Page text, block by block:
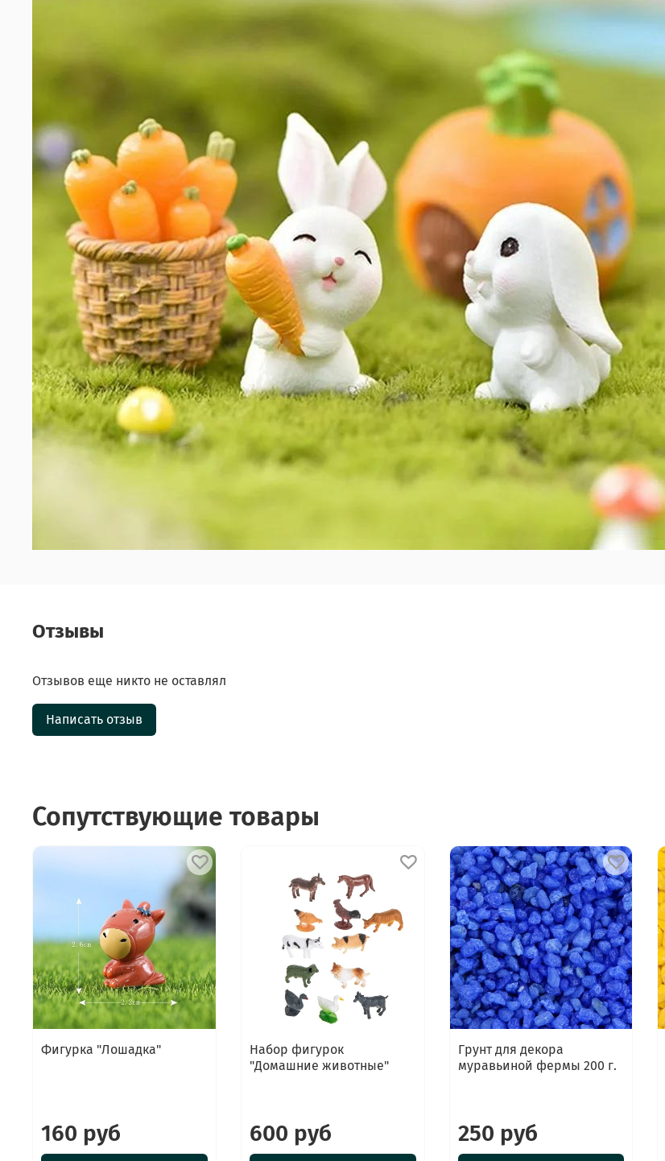
Отзывы
Отзывов еще никто не оставлял
Написать отзыв
Сопутствующие товары
Фигурка "Лошадка"
160 руб
Набор фигурок
"Домашние животные"
600 руб
Грунт для декора
муравьиной фермы 200 г.
250 руб